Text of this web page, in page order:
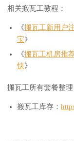
相关搬瓦工教程：
《搬瓦工新用户
宝》
《搬瓦工机房推
快》
搬瓦工所有套餐整理
搬瓦工库存：